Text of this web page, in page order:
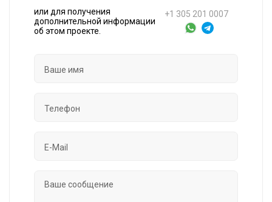
или для получения
дополнительной информации
об этом проекте.
+1 305 201 0007